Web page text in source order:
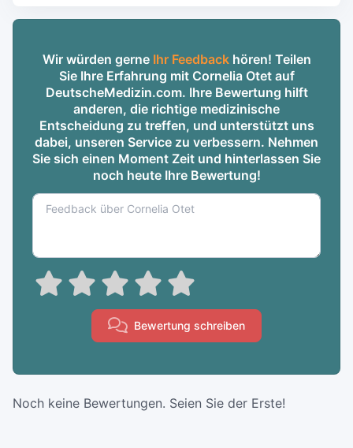
Wir würden gerne Ihr Feedbackhören! Teilen
Sie Ihre Erfahrung mit Cornelia Otet auf
DeutscheMedizin.com. Ihre Bewertung hilft
anderen, die richtige medizinische
Entscheidung zu treffen, und unterstützt uns
dabei, unseren Service zu verbessern. Nehmen
Sie sich einen Moment Zeit und hinterlassen Sie
noch heute Ihre Bewertung!
Bewertung schreiben
Noch keine Bewertungen. Seien Sie der Erste!